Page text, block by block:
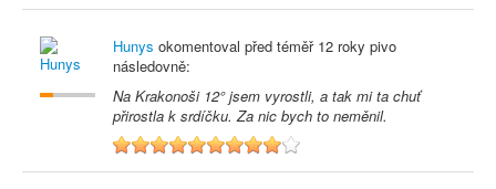
Hunys okomentoval před téměř 12 roky pivo
následovně:
Na Krakonoši 12° jsem vyrostli, a tak mi ta chuť
přirostla k srdíčku. Za nic bych to neměnil.
9